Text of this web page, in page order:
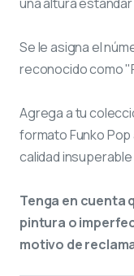
Se le asigna el
reconocido como
Agrega a tu
formato Funko
calidad insuperable
Tenga en cuenta
pintura o
motivo de